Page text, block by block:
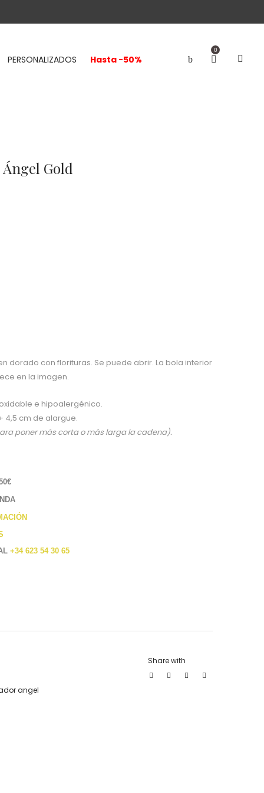
0
PERSONALIZADOS
Hasta -50%
Gold
dorado con florituras. Se puede abrir. La bola interior
en la imagen.
e hipoalergénico.
4,5 cm de alargue.
poner más corta o más larga la cadena).
+34 623 54 30 65
angel
Share with